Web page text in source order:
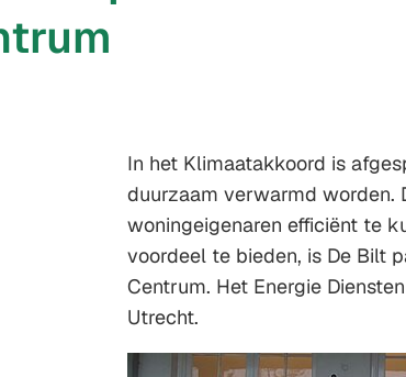
te
de
enter-
om
In het Klimaatakkoord is
duurzaam verwarmd worden.
woningeigenaren efficiënt te
voordeel te bieden, is De Bilt
Centrum. Het Energie
Utrecht.